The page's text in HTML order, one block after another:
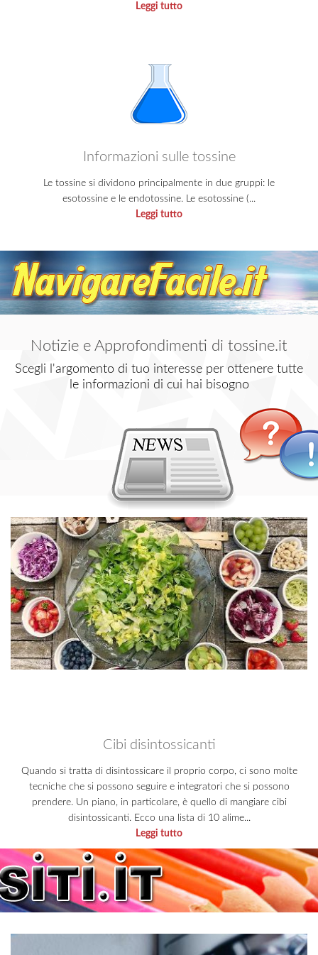
Leggi tutto
Informazioni sulle tossine
Le tossine si dividono principalmente in due gruppi: le
esotossine e le endotossine. Le esotossine (...
Leggi tutto
Notizie e Approfondimenti di tossine.it
Scegli l'argomento di tuo interesse per ottenere tutte
le informazioni di cui hai bisogno
Cibi disintossicanti
Quando si tratta di disintossicare il proprio corpo, ci sono molte
tecniche che si possono seguire e integratori che si possono
prendere. Un piano, in particolare, è quello di mangiare cibi
disintossicanti. Ecco una lista di 10 alime...
Leggi tutto